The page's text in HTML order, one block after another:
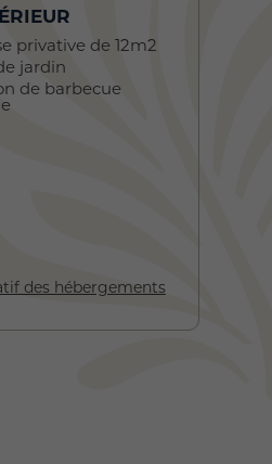
privative de 12m2
jardin
de barbecue
des hébergements